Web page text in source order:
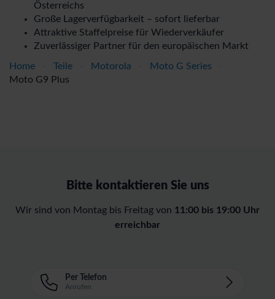
Österreichs
Große Lagerverfügbarkeit – sofort lieferbar
Attraktive Staffelpreise für Wiederverkäufer
Zuverlässiger Partner für den europäischen Markt
Home Teile Motorola Moto G Series
Moto G9 Plus
Bitte kontaktieren Sie uns
Wir sind von Montag bis Freitag von 11:00 bis 19:00 Uhr
erreichbar
Per Telefon
Anrufen